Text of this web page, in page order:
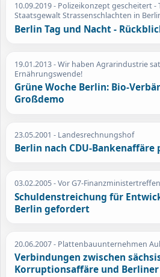
10.09.2019- Polizeikonzept gescheitert -
Staatsgewalt Strassenschlachten in
Berlin Tag und Nacht -
19.01.2013- Wir haben Agrarindustrie
Ernährungswende!
Grüne Woche Berlin: Bio-
Großdemo
23.05.2001 - Landesrechnungshof
Berlin nach CDU-Bankenaffäre
03.02.2005- Vor G7-Finanzministertreffen
Schuldenstreichung für
Berlin gefordert
20.06.2007- Plattenbauunternehmen
Verbindungen zwischen
Korruptionsaffäre und